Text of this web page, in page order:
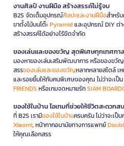
งานศิลป์ งานฝีมือ สร้างสรรค์ไม่รู้จบ
B2S จัดเต็มอุปกรณ์ศิลปะและงานฝีมือสำหรั
ขาตั้งไม้บนโต๊ะPyramidและอุปกรณ์ DIY ต่
สร้างสรรค์ได้อย่างไร้ขีดจำกัด
ของเล่นและของขวัญ สุดพิเศษทุกเทศกาล
มองหาของเล่นเสริมพัฒนาการ หรือของขวั
สรรของเล่นและของขวัญหลากหลายสไตล์ เ
และรอยยิ้มให้กับคนพิเศษของคุณ ไม่ว่าจะเป็
FRIENDS หรือเกมจดหมายรักSIAM
ของใช้ในบ้าน ไอเทมที่ช่วยให้ชีวิตสะดวกส
ที่ B2S เรามีของใช้ในบ้านครบครัน ไม่ว่าจะเป็
Xiaomi, หน้ากากอนามัยทางการแพทย์
ให้คุณเลือกสรร